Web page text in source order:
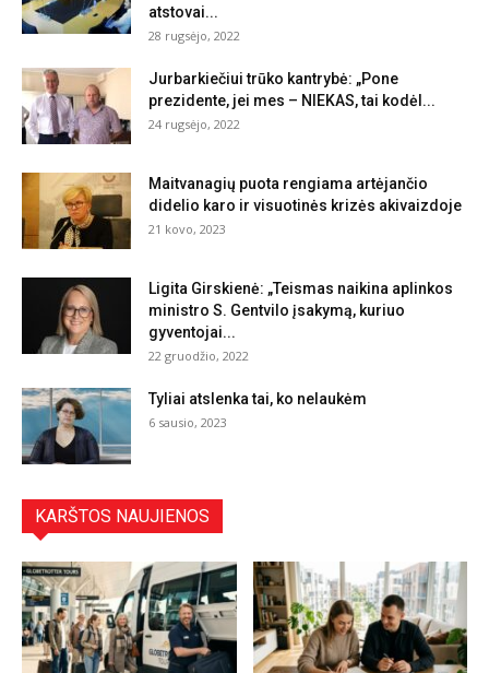
atstovai...
28 rugsėjo, 2022
Jurbarkiečiui trūko kantrybė: „Pone
prezidente, jei mes – NIEKAS, tai kodėl...
24 rugsėjo, 2022
Maitvanagių puota rengiama artėjančio
didelio karo ir visuotinės krizės akivaizdoje
21 kovo, 2023
Ligita Girskienė: „Teismas naikina aplinkos
ministro S. Gentvilo įsakymą, kuriuo
gyventojai...
22 gruodžio, 2022
Tyliai atslenka tai, ko nelaukėm
6 sausio, 2023
KARŠTOS NAUJIENOS